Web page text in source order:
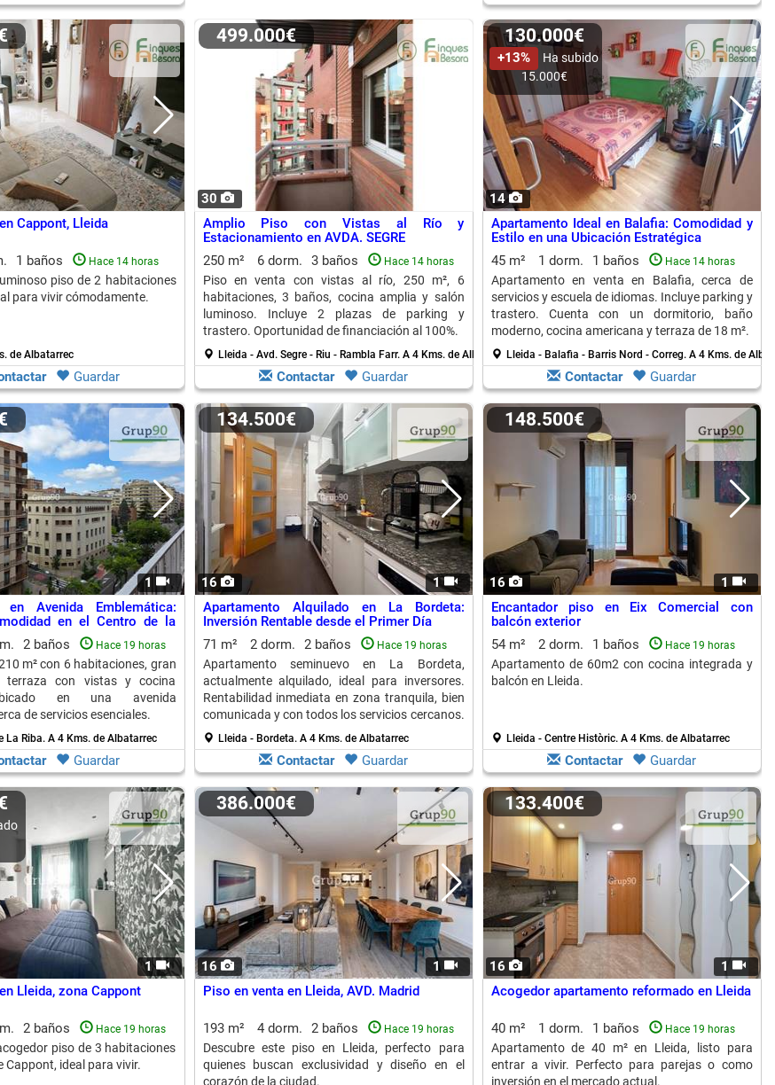
Cappont, Lleida
1 baños Hace 14 horas
piso de 2 habitaciones
para vivir cómodamente.
de Albatarrec
Guardar
30
499.000€
Amplio Piso con Vistas al Río y
Estacionamiento en AVDA. SEGRE
250 m²
6 dorm. 3 baños Hace 14 horas
Piso en venta con vistas al río, 250 m², 6
habitaciones, 3 baños, cocina amplia y salón
luminoso. Incluye 2 plazas de parking y
trastero. Oportunidad de financiación al 100%.
Lleida - Avd. Segre - Riu - Rambla Farr. A 4 Kms. de Albatarrec
Contactar Guardar
14
130.000€
+13%
Ha subido
15.000€
Apartamento Ideal en Balafia: Comodidad y
Estilo en una Ubicación Estratégica
45 m²
1 dorm. 1 baños Hace 14 horas
Apartamento en venta en Balafia, cerca de
servicios y escuela de idiomas. Incluye parking y
trastero. Cuenta con un dormitorio, baño
moderno, cocina americana y terraza de 18 m².
Lleida - Balafia - Barris Nord - Correg. A 4 Kms. de
Contactar Guardar
1
Avenida Emblemática:
en el Centro de la
2 baños Hace 19 horas
m² con 6 habitaciones, gran
terraza con vistas y cocina
en una avenida
de servicios esenciales.
La Riba. A 4 Kms. de Albatarrec
Guardar
16 1
134.500€
Apartamento Alquilado en La Bordeta:
Inversión Rentable desde el Primer Día
71 m²
2 dorm. 2 baños Hace 19 horas
Apartamento seminuevo en La Bordeta,
actualmente alquilado, ideal para inversores.
Rentabilidad inmediata en zona tranquila, bien
comunicada y con todos los servicios cercanos.
Oportunidad segura.
Lleida - Bordeta. A 4 Kms. de Albatarrec
Contactar Guardar
16 1
148.500€
Encantador piso en Eix Comercial con
balcón exterior
54 m²
2 dorm. 1 baños Hace 19 horas
Apartamento de 60m2 con cocina integrada y
balcón en Lleida.
Lleida - Centre Històric. A 4 Kms. de Albatarrec
Contactar Guardar
1
Lleida, zona Cappont
2 baños Hace 19 horas
piso de 3 habitaciones
Cappont, ideal para vivir.
16 1
386.000€
Piso en venta en Lleida, AVD. Madrid
193 m² 4 dorm. 2 baños Hace 19 horas
Descubre este piso en Lleida, perfecto para
quienes buscan exclusividad y diseño en el
corazón de la ciudad.
16 1
133.400€
Acogedor apartamento reformado en Lleida
40 m² 1 dorm. 1 baños Hace 19 horas
Apartamento de 40 m² en Lleida, listo para
entrar a vivir. Perfecto para parejas o como
inversión en el mercado actual.